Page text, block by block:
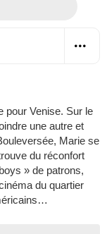
pour Venise. Sur le
une autre et
Marie se
du réconfort
» de patrons,
du quartier